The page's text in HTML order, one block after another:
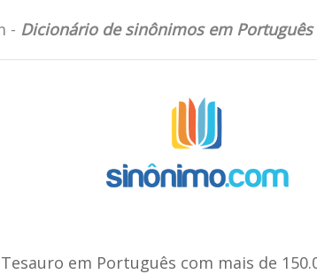
- Dicionário de sinônimos em Português
Tesauro em Português com mais de